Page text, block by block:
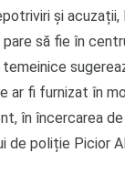
și
să fie în
ar fi furnizat în
în încercarea
de poliție Picior